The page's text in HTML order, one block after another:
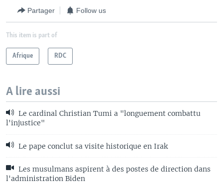
Partager Follow us
This item is part of
Afrique RDC
A lire aussi
Le cardinal Christian Tumi a "longuement combattu
l'injustice"
Le pape conclut sa visite historique en Irak
Les musulmans aspirent à des postes de direction dans
l'administration Biden